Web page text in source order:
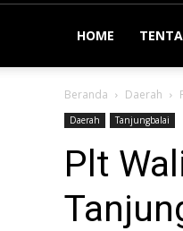
HOME
Beranda Daerah
Daerah Tanjungbalai
Plt